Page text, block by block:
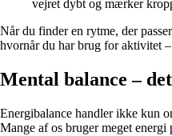
vejret dybt og mærker
Når du finder en rytme, der
hvornår du har brug for aktivitet
Mental balance –
Energibalance handler ikke kun
Mange af os bruger meget